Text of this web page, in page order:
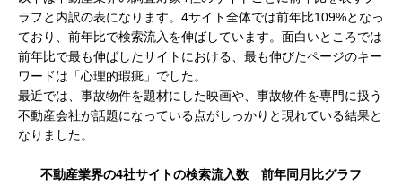
ラフと内訳の表になります。4サイト全体では前年比109%となっ
ており、前年比で検索流入を伸ばしています。面白いところでは
前年比で最も伸ばしたサイトにおける、最も伸びたページのキー
ワードは「心理的瑕疵」でした。
最近では、事故物件を題材にした映画や、事故物件を専門に扱う
不動産会社が話題になっている点がしっかりと現れている結果と
なりました。
不動産業界の4社サイトの検索流入数 前年同月比グラフ